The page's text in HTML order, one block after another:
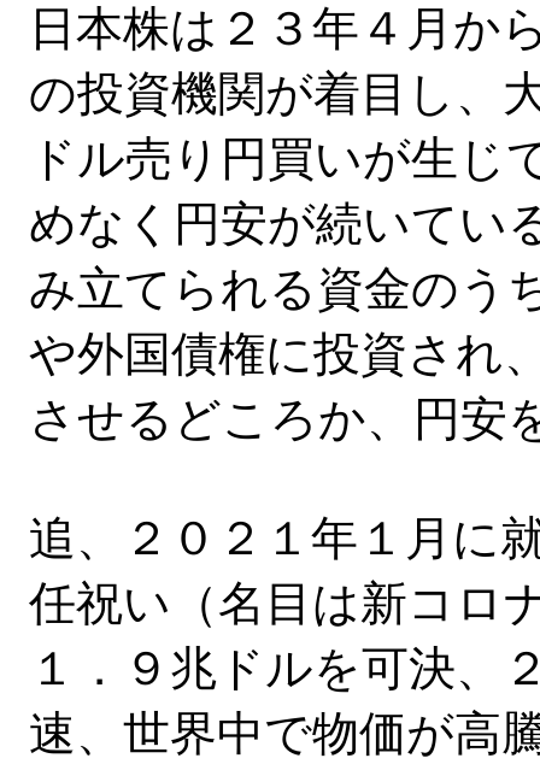
日本株は２３年４月か
の投資機関が着目し、
ドル売り円買いが生じ
めなく円安が続いてい
み立てられる資金のう
や外国債権に投資され
させるどころか、円安
追、２０２１年１月に
任祝い（名目は新コロ
１．９兆ドルを可決、
速、世界中で物価が高